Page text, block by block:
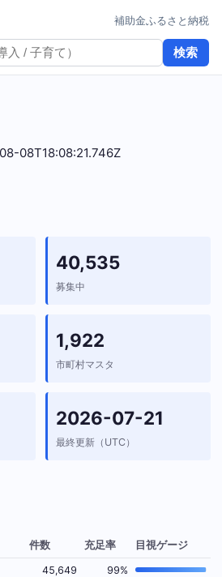
検索
補助金ふるさと納税
08T18:08:21.746Z
40,535
募集中
1,922
市町村マスタ
2026-07-21
最終更新（UTC）
件数 充足率 目視ゲージ
45,649
99%